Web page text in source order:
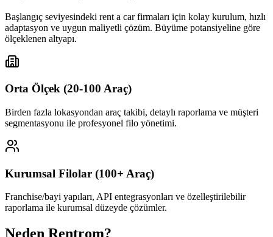
Başlangıç seviyesindeki rent a car firmaları için kolay kurulum, hızlı
adaptasyon ve uygun maliyetli çözüm. Büyüme potansiyeline göre
ölçeklenen altyapı.
Orta Ölçek (20-100 Araç)
Birden fazla lokasyondan araç takibi, detaylı raporlama ve müşteri
segmentasyonu ile profesyonel filo yönetimi.
Kurumsal Filolar (100+ Araç)
Franchise/bayi yapıları, API entegrasyonları ve özelleştirilebilir
raporlama ile kurumsal düzeyde çözümler.
Neden Rentrom?